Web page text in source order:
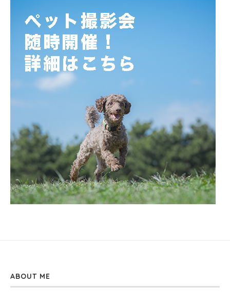
ABOUT ME